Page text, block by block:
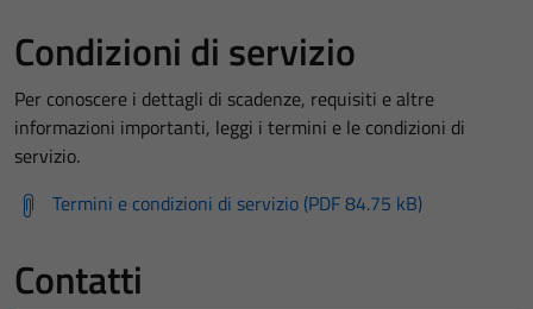
Condizioni di servizio
Per conoscere i dettagli di scadenze, requisiti e altre
informazioni importanti, leggi i termini e le condizioni di
servizio.
Termini e condizioni di servizio (PDF 84.75 kB)
Contatti